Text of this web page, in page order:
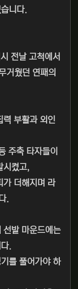
니다.
전날 고척에서
거웠던 연패의
력 부활과 외인
주축 타자들이
시켰고,
가 더해지며 라
.
선발 마운드에는
.
를 풀어가야 하